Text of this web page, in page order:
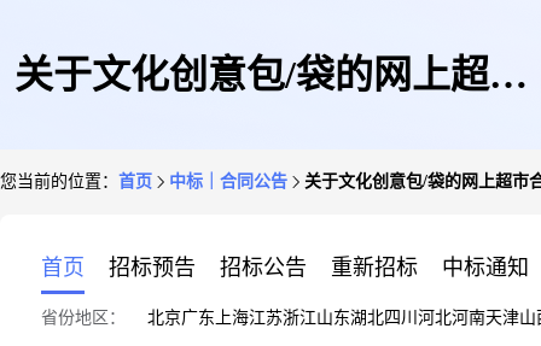
关于文化创意包/袋的网上超市
您当前的位置： 首页 中标｜合同公告 关于文化创意包/袋的网上超市
首页 招标预告 招标公告 重新招标 中标通知
省份地区： 北京广东 上海江苏浙江山东湖北四川 河北河南天津山